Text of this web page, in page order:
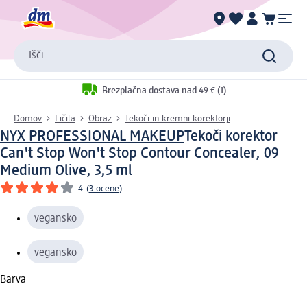
Išči
Brezplačna dostava nad 49 € (1)
Domov Ličila Obraz Tekoči in kremni korektorji
NYX PROFESSIONAL MAKEUPTekoči korektor
Can't Stop Won't Stop Contour Concealer, 09
Medium Olive, 3,5 ml
4 (3 ocene)
vegansko
vegansko
Barva